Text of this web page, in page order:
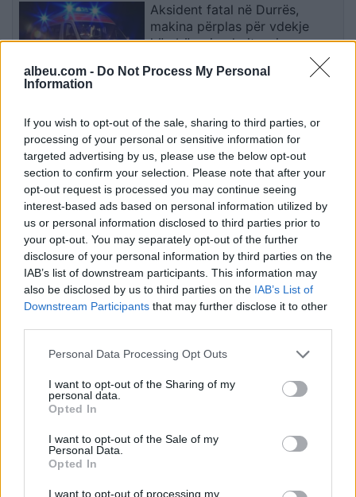
albeu.com - Do Not Process My Personal
Information
If you wish to opt-out of the sale, sharing to third parties, or
processing of your personal or sensitive information for
targeted advertising by us, please use the below opt-out
section to confirm your selection. Please note that after your
opt-out request is processed you may continue seeing
interest-based ads based on personal information utilized by
us or personal information disclosed to third parties prior to
your opt-out. You may separately opt-out of the further
disclosure of your personal information by third parties on the
IAB’s list of downstream participants. This information may
also be disclosed by us to third parties on the IAB’s List of
Downstream Participants that may further disclose it to other
Personal Data Processing Opt Outs
I want to opt-out of the Sharing of my
personal data.
Opted In
I want to opt-out of the Sale of my
Personal Data.
Opted In
I want to opt-out of processing my
Aksident fatal në Durrës,
makina përplas për vdekje
këmbësorin; drejtuesi
Enea Mihajt në MLS, mbrojtësi
ndëshkohet me të kuq dhe
gjobë
Esim for Global|Esim for Europe|
Esim for Caribbean